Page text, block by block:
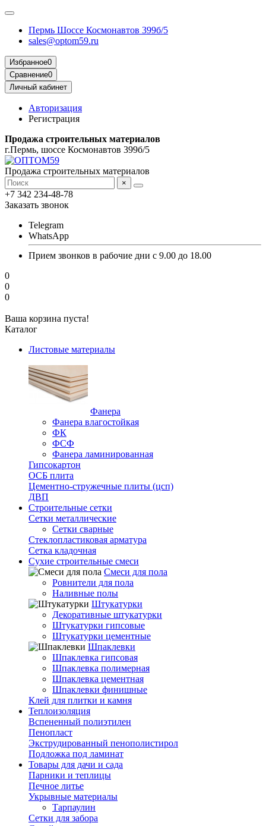
Пермь Шоссе Космонавтов 399б/5
sales@optom59.ru
Избранное0
Сравнение0
Личный кабинет
Авторизация
Регистрация
Продажа строительных материалов
г.Пермь, шоссе Космонавтов 399б/5
Продажа строительных материалов
×
+7 342 234-48-78
Заказать звонок
Telegram
WhatsApp
Прием звонков в рабочие дни с 9.00 до 18.00
0
0
0
Ваша корзина пуста!
Каталог
Листовые материалы
Фанера
Фанера влагостойкая
ФК
ФСФ
Фанера ламинированная
Гипсокартон
ОСБ плита
Цементно-стружечные плиты (цсп)
ДВП
Строительные сетки
Сетки металлические
Сетки сварные
Стеклопластиковая арматура
Сетка кладочная
Сухие строительные смеси
Смеси для пола
Ровнители для пола
Наливные полы
Штукатурки
Декоративные штукатурки
Штукатурки гипсовые
Штукатурки цементные
Шпаклевки
Шпаклевка гипсовая
Шпаклевка полимерная
Шпаклевка цементная
Шпаклевки финишные
Клей для плитки и камня
Теплоизоляция
Вспененный полиэтилен
Пенопласт
Экструдированный пенополистирол
Подложка под ламинат
Товары для дачи и сада
Парники и теплицы
Печное литье
Укрывные материалы
Тарпаулин
Сетки для забора